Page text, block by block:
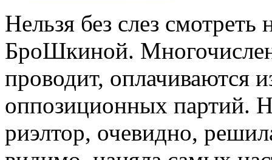
Нельзя без слез
БроШкиной.
проводит, оплачиваются
оппозиционных партий.
риэлтор, очевидно,